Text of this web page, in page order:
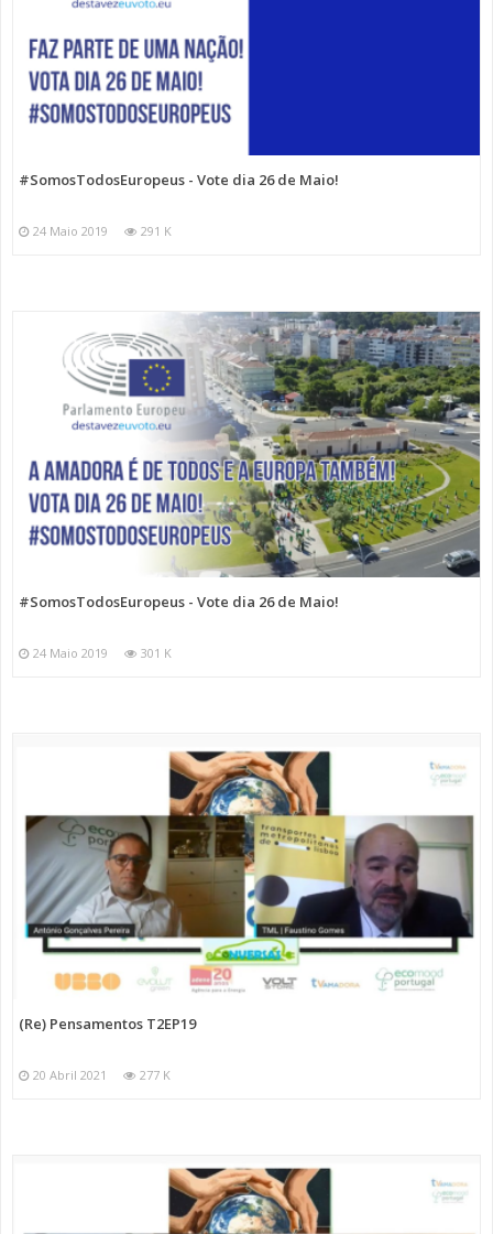
#SomosTodosEuropeus - Vote dia 26 de Maio!
24 Maio 2019 291 K
#SomosTodosEuropeus - Vote dia 26 de Maio!
24 Maio 2019 301 K
(Re) Pensamentos T2EP19
20 Abril 2021 277 K